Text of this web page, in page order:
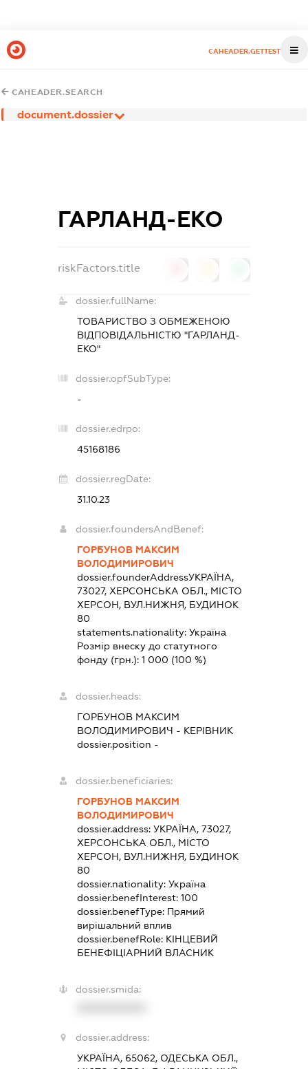
CAHEADER.GETTEST
CAHEADER.SEARCH
document.dossier
ГАРЛАНД-ЕКО
riskFactors.title
dossier.fullName:
ТОВАРИСТВО З ОБМЕЖЕНОЮ
ВІДПОВІДАЛЬНІСТЮ "ГАРЛАНД-
ЕКО"
dossier.opfSubType:
-
dossier.edrpo:
45168186
dossier.regDate:
31.10.23
dossier.foundersAndBenef:
ГОРБУНОВ МАКСИМ
ВОЛОДИМИРОВИЧ
dossier.founderAddressУКРАЇНА,
73027, ХЕРСОНСЬКА ОБЛ., МІСТО
ХЕРСОН, ВУЛ.НИЖНЯ, БУДИНОК
80
statements.nationality: Україна
Розмір внеску до статутного
фонду (грн.): 1 000 (100 %)
dossier.heads:
ГОРБУНОВ МАКСИМ
ВОЛОДИМИРОВИЧ - КЕРІВНИК
dossier.position -
dossier.beneficiaries:
ГОРБУНОВ МАКСИМ
ВОЛОДИМИРОВИЧ
dossier.address: УКРАЇНА, 73027,
ХЕРСОНСЬКА ОБЛ., МІСТО
ХЕРСОН, ВУЛ.НИЖНЯ, БУДИНОК
80
dossier.nationality: Україна
dossier.benefInterest: 100
dossier.benefType: Прямий
вирішальний вплив
dossier.benefRole: КІНЦЕВИЙ
БЕНЕФІЦІАРНИЙ ВЛАСНИК
dossier.smida:
dossier.address:
УКРАЇНА, 65062, ОДЕСЬКА ОБЛ.,